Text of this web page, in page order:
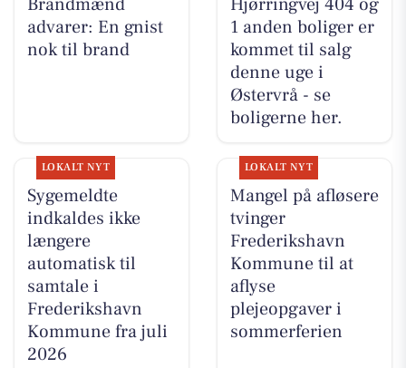
advarer: En gnist
nok til brand
1 anden boliger er
kommet til salg
denne uge i
Østervrå - se
boligerne her.
LOKALT NYT
Sygemeldte
indkaldes ikke
længere
automatisk til
samtale i
Frederikshavn
Kommune fra juli
2026
LOKALT NYT
Mangel på afløsere
tvinger
Frederikshavn
Kommune til at
aflyse
plejeopgaver i
sommerferien